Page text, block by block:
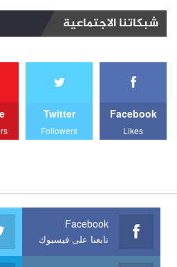
شبكاتنا الاجتماعية
Facebook
Likes
Twitter
Followers
Facebook
تابعنا على فيسبوك